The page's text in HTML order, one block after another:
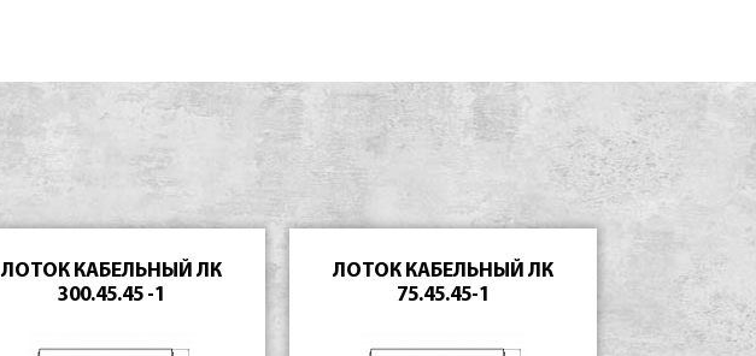
ЛОТОК КАБЕЛЬНЫЙ ЛК
300.45.45 -1
ЛОТОК КАБЕЛЬНЫЙ ЛК
75.45.45-1